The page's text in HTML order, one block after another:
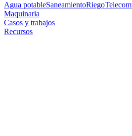
Agua potableSaneamientoRiego
Maquinaria
Casos y trabajos
Recursos